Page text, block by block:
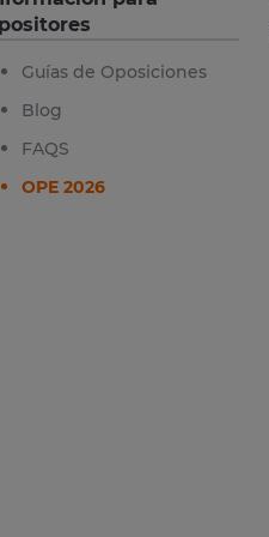
Guías de Oposiciones
Blog
FAQS
OPE 2026